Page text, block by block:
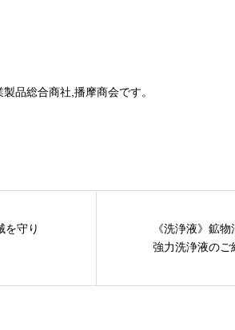
品総合商社,播摩商会です。
を守り
《洗浄液》鉱
強力洗浄液のご